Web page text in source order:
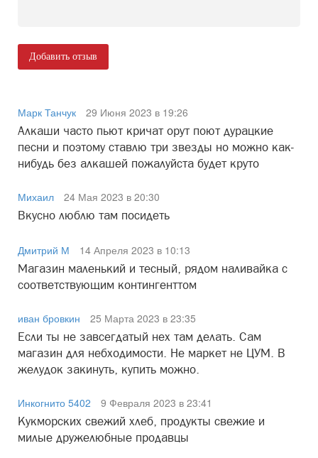
Добавить отзыв
Марк Танчук
29 Июня 2023 в 19:26
Алкаши часто пьют кричат орут поют дурацкие
песни и поэтому ставлю три звезды но можно как-
нибудь без алкашей пожалуйста будет круто
Михаил
24 Мая 2023 в 20:30
Вкусно люблю там посидеть
Дмитрий М
14 Апреля 2023 в 10:13
Магазин маленький и тесный, рядом наливайка с
соответствующим контингенттом
иван бровкин
25 Марта 2023 в 23:35
Если ты не завсегдатый нех там делать. Сам
магазин для небходимости. Не маркет не ЦУМ. В
желудок закинуть, купить можно.
Инкогнито 5402
9 Февраля 2023 в 23:41
Кукморских свежий хлеб, продукты свежие и
милые дружелюбные продавцы